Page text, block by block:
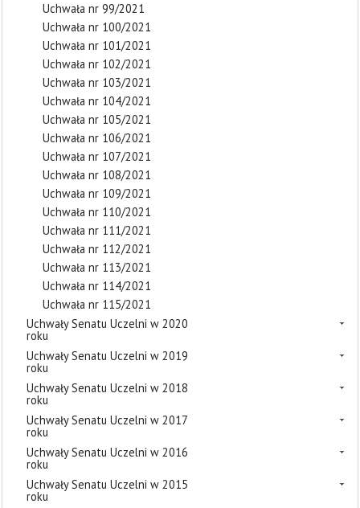
Uchwała nr 99/2021
Uchwała nr 100/2021
Uchwała nr 101/2021
Uchwała nr 102/2021
Uchwała nr 103/2021
Uchwała nr 104/2021
Uchwała nr 105/2021
Uchwała nr 106/2021
Uchwała nr 107/2021
Uchwała nr 108/2021
Uchwała nr 109/2021
Uchwała nr 110/2021
Uchwała nr 111/2021
Uchwała nr 112/2021
Uchwała nr 113/2021
Uchwała nr 114/2021
Uchwała nr 115/2021
Uchwały Senatu Uczelni w 2020
roku
Uchwały Senatu Uczelni w 2019
roku
Uchwały Senatu Uczelni w 2018
roku
Uchwały Senatu Uczelni w 2017
roku
Uchwały Senatu Uczelni w 2016
roku
Uchwały Senatu Uczelni w 2015
roku